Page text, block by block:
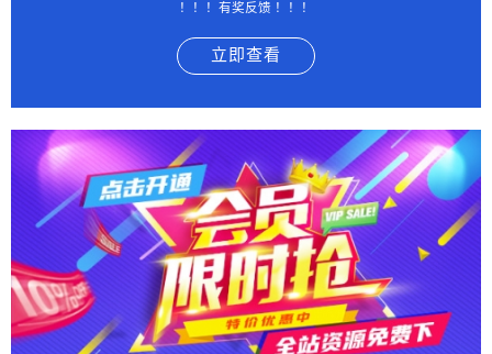
！！！有奖反馈 ！！！
立即查看